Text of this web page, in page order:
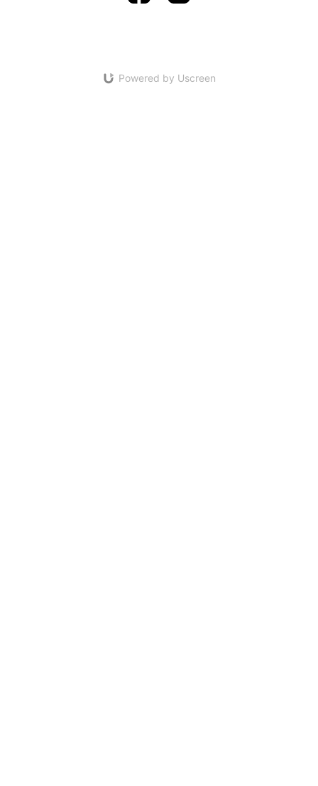
Powered by Uscreen